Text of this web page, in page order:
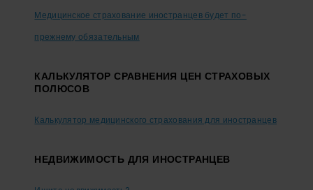
Медицинское страхование иностранцев будет по-
прежнему обязательным
КАЛЬКУЛЯТОР СРАВНЕНИЯ ЦЕН СТРАХОВЫХ
ПОЛЮСОВ
Калькулятор медицинского страхования для иностранцев
НЕДВИЖИМОСТЬ ДЛЯ ИНОСТРАНЦЕВ